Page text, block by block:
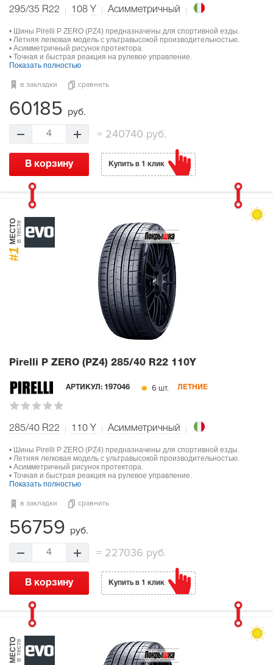
295/35 R22 108 Y Асимметричный
• Шины Pirelli P ZERO (PZ4) предназначены для спортивной езды.
• Летняя легковая модель с ультравысокой производительностью.
• Асимметричный рисунок протектора.
• Точная и быстрая реакция на рулевое управление.
Показать полностью
в закладки сравнить
60185 руб.
4 =240740 руб.
В корзину Купить в 1 клик
#1
МЕСТОв тесте
Pirelli P ZERO (PZ4) 285/40 R22 110Y
АРТИКУЛ: 197046 6 шт. ЛЕТНИЕ
285/40 R22 110 Y Асимметричный
• Шины Pirelli P ZERO (PZ4) предназначены для спортивной езды.
• Летняя легковая модель с ультравысокой производительностью.
• Асимметричный рисунок протектора.
• Точная и быстрая реакция на рулевое управление.
Показать полностью
в закладки сравнить
56759 руб.
4 = 227036 руб.
В корзину Купить в 1 клик
МЕСТОв тесте